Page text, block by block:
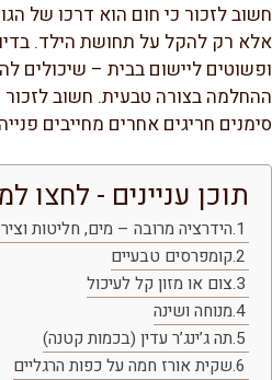
חשוב לזכור כי חום הוא דרכו של
ופשוטים ליישום בבית – שיכולים
ההחלמה בצורה טבעית. חשוב
סימנים חריגים אחרים מחייבים
תוכן עניינים - לחצו
הידרציה מרובה – מים, חליטות
קומפרסים טבעיים
צום או מזון קל לעיכול
מנוחה ושינה
תה ג’ינג’ר עדין (בכמות קטנה)
שקית אורז חמה על כפות הרגליים